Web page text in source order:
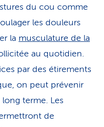
du cou comme
les douleurs
la musculature de la
au quotidien.
par des étirements
on peut prévenir
terme. Les
de